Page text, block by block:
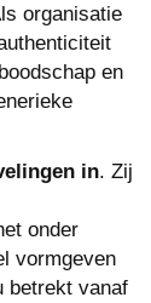
organisatie
en
in. Zij
onder
vormgeven
betrekt vanaf